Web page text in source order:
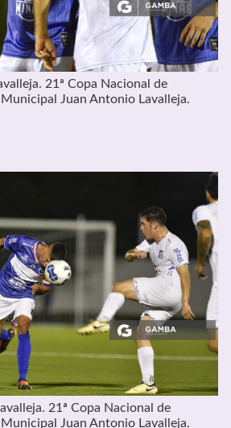
21ª Copa Nacional de
Juan Antonio Lavalleja.
21ª Copa Nacional de
Juan Antonio Lavalleja.